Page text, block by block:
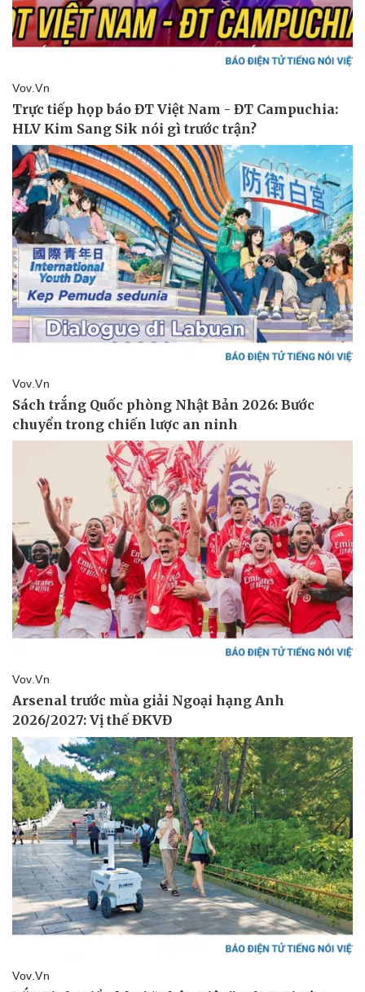
Vụ án
Tin nóng
Quân sự - Quốc phòng
Việt Nam
Phân tích